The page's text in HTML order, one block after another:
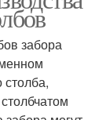
забора